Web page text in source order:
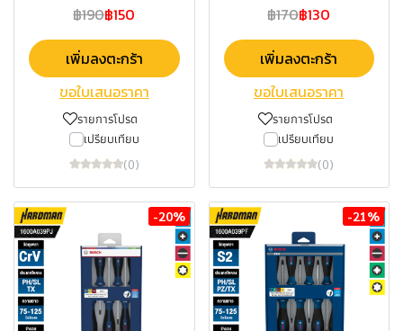
฿190฿150
เพิ่มลงตะกร้า
ขอใบเสนอราคา
รายการโปรด
เปรียบเทียบ
(0)
฿170฿130
เพิ่มลงตะกร้า
ขอใบเสนอราคา
รายการโปรด
เปรียบเทียบ
(0)
-20% -21%